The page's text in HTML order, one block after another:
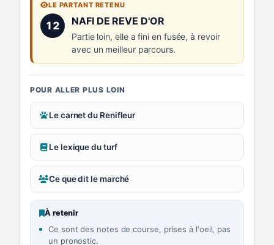
LE PARTANT RETENU
12 Numéro 12 :
NAFI DE REVE D'OR
Partie loin, elle a fini en fusée, à revoir
avec un meilleur parcours.
POUR ALLER PLUS LOIN
Le carnet du Renifleur
Le lexique du turf
Ce que dit le marché
À retenir
Ce sont des notes de course, prises à l'oeil, pas
un pronostic.